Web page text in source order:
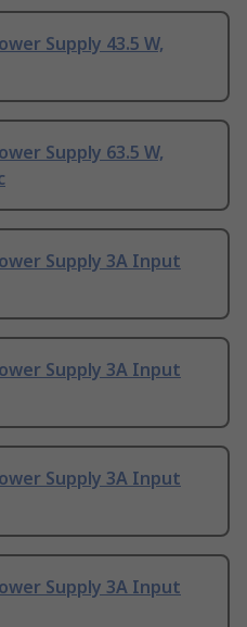
Supply 43.5 W,
Supply 63.5 W,
Supply 3A Input
Supply 3A Input
Supply 3A Input
Supply 3A Input